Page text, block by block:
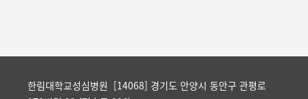
한림대학교성심병원 [14068] 경기도 안양시 동안구 관평로